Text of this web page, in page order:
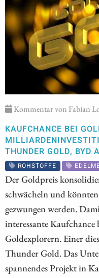
Kommentar von Fabian
KAUFCHANCE BEI
THUNDER GOLD, BYD
ROHSTOFFE
Der Goldpreis
schwächeln und
gezwungen werden.
interessante Kaufchance
Goldexplorern. Einer
Thunder Gold. Das
spannendes Projekt in